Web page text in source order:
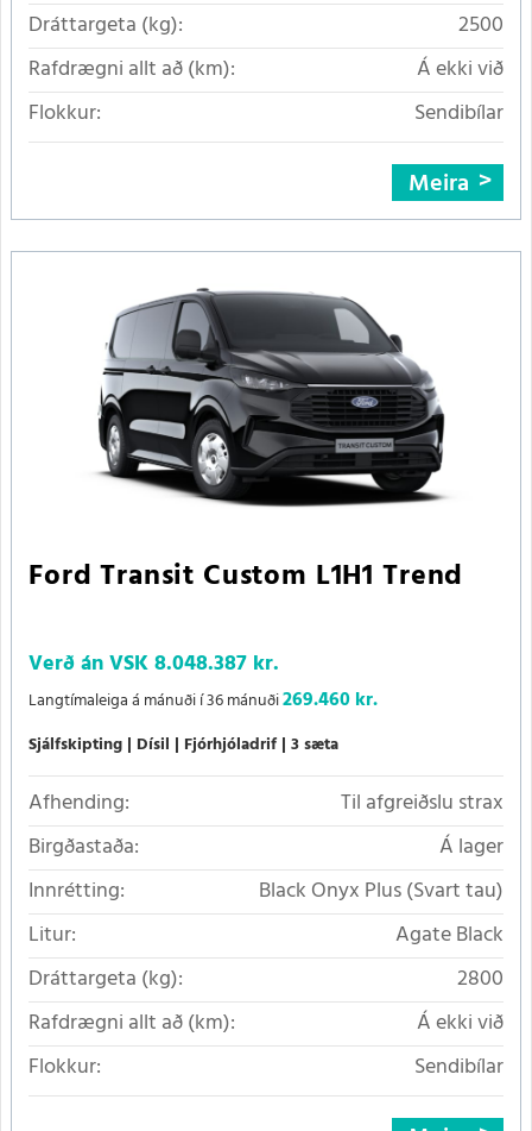
Dráttargeta (kg):
2500
Rafdrægni allt að (km):
Á ekki við
Flokkur:
Sendibílar
Meira
Ford Transit Custom L1H1 Trend
Verð án VSK8.048.387 kr.
Langtímaleiga á mánuði í 36 mánuði269.460 kr.
Sjálfskipting Dísil Fjórhjóladrif 3 sæta
Afhending:
Til afgreiðslu strax
Birgðastaða:
Á lager
Innrétting:
Black Onyx Plus (Svart tau)
Litur:
Agate Black
Dráttargeta (kg):
2800
Rafdrægni allt að (km):
Á ekki við
Flokkur:
Sendibílar